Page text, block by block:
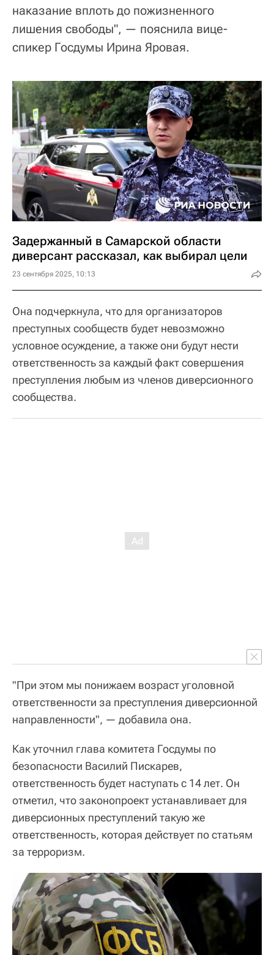
наказание вплоть до пожизненного
лишения свободы", — пояснила вице-
спикер Госдумы Ирина Яровая.
Задержанный в Самарской области
диверсант рассказал, как выбирал цели
23 сентября 2025, 10:13
Она подчеркнула, что для организаторов
преступных сообществ будет невозможно
условное осуждение, а также они будут нести
ответственность за каждый факт совершения
преступления любым из членов диверсионного
сообщества.
"При этом мы понижаем возраст уголовной
ответственности за преступления диверсионной
направленности", — добавила она.
Как уточнил глава комитета Госдумы по
безопасности Василий Пискарев,
ответственность будет наступать с 14 лет. Он
отметил, что законопроект устанавливает для
диверсионных преступлений такую же
ответственность, которая действует по статьям
за терроризм.